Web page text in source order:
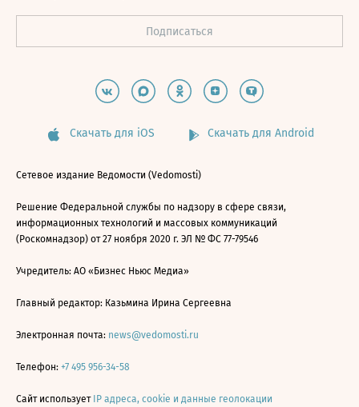
Скачать для iOS Скачать для Android
Сетевое издание Ведомости (Vedomosti)
Решение Федеральной службы по надзору в сфере связи,
информационных технологий и массовых коммуникаций
(Роскомнадзор) от 27 ноября 2020 г. ЭЛ № ФС 77-79546
Учредитель: АО «Бизнес Ньюс Медиа»
Главный редактор: Казьмина Ирина Сергеевна
Электронная почта: news@vedomosti.ru
Телефон: +7 495 956-34-58
Сайт использует IP адреса, cookie и данные геолокации